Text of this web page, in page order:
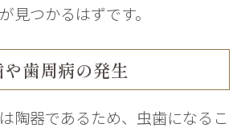
見つかるはずです。
歯周病の発生
陶器であるため、虫歯になるこ